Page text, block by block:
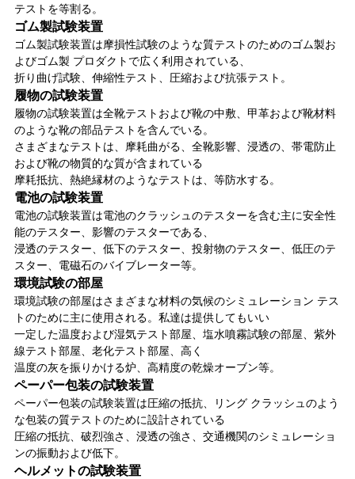
テストを等割る。
ゴム製試験装置
ゴム製試験装置は摩損性試験のような質テストのためのゴム製お
よびゴム製 プロダクトで広く利用されている、
折り曲げ試験、伸縮性テスト、圧縮および抗張テスト。
履物の試験装置
履物の試験装置は全靴テストおよび靴の中敷、甲革および靴材料
のような靴の部品テストを含んでいる。
さまざまなテストは、摩耗曲がる、全靴影響、浸透の、帯電防止
および靴の物質的な質が含まれている
摩耗抵抗、熱絶縁材のようなテストは、等防水する。
電池の試験装置
電池の試験装置は電池のクラッシュのテスターを含む主に安全性
能のテスター、影響のテスターである、
浸透のテスター、低下のテスター、投射物のテスター、低圧のテ
スター、電磁石のバイブレーター等。
環境試験の部屋
環境試験の部屋はさまざまな材料の気候のシミュレーション テス
トのために主に使用される。私達は提供してもいい
一定した温度および湿気テスト部屋、塩水噴霧試験の部屋、紫外
線テスト部屋、老化テスト部屋、高く
温度の灰を振りかける炉、高精度の乾燥オーブン等。
ペーパー包装の試験装置
ペーパー包装の試験装置は圧縮の抵抗、リング クラッシュのよう
な包装の質テストのために設計されている
圧縮の抵抗、破烈強さ、浸透の強さ、交通機関のシミュレーショ
ンの振動および低下。
ヘルメットの試験装置